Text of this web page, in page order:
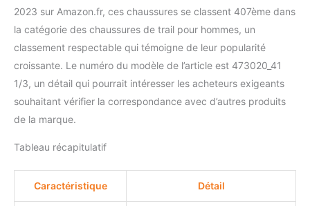
2023 sur Amazon.fr, ces chaussures se classent 407ème dans
la catégorie des chaussures de trail pour hommes, un
classement respectable qui témoigne de leur popularité
croissante. Le numéro du modèle de l’article est 473020_41
1/3, un détail qui pourrait intéresser les acheteurs exigeants
souhaitant vérifier la correspondance avec d’autres produits
de la marque.
Tableau récapitulatif
Caractéristique Détail